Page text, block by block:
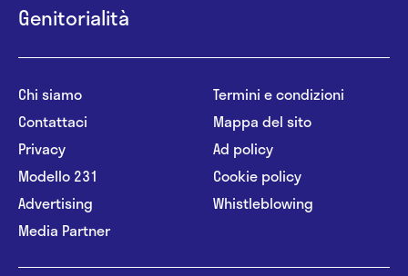
Genitorialità
Chi siamo
Contattaci
Privacy
Modello 231
Advertising
Media Partner
Termini e condizioni
Mappa del sito
Ad policy
Cookie policy
Whistleblowing